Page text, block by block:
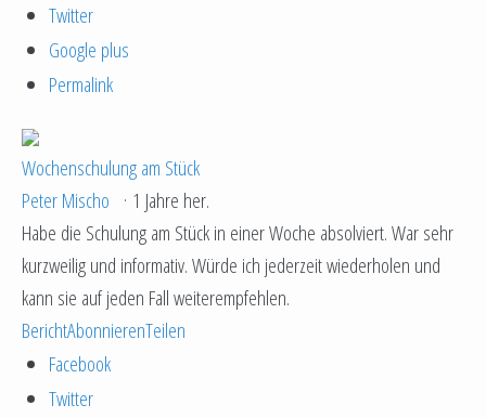
Twitter
Google plus
Permalink
Wochenschulung am Stück
Peter Mischo · 1 Jahre her.
Habe die Schulung am Stück in einer Woche absolviert. War sehr
kurzweilig und informativ. Würde ich jederzeit wiederholen und
kann sie auf jeden Fall weiterempfehlen.
BerichtAbonnierenTeilen
Facebook
Twitter